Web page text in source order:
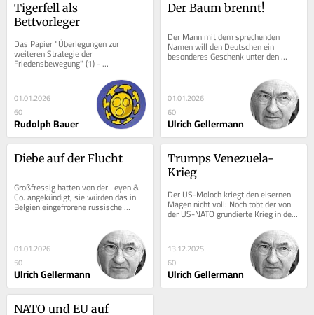
Tigerfell als
Bettvorleger
Das Papier "Überlegungen zur
weiteren Strategie der
Friedensbewegung" (1) -
unterzeichnet von Reiner Braun,
Michael Müller, Willi van Ooyen,...
01.01.2026
60
Rudolph Bauer
Der Baum brennt!
Der Mann mit dem sprechenden
Namen will den Deutschen ein
besonderes Geschenk unter den
01.01.2026
60
Ulrich Gellermann
Diebe auf der Flucht
Großfressig hatten von der Leyen &
Co. angekündigt, sie würden das in
Belgien eingefrorene russische
Vermögen von 195 Milliarden Euro
01.01.2026
50
Ulrich Gellermann
Trumps Venezuela-
Krieg
Der US-Moloch kriegt den eisernen
Magen nicht voll: Noch tobt der von
der US-NATO grundierte Krieg in der
Ukraine, schon hat der großmächtige
13.12.2025
60
Ulrich Gellermann
NATO und EU auf